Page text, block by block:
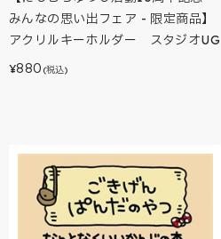
みんなの思い出フェア - 限定商品】
アクリルキーホルダー スタジオUG
¥880 (税込)